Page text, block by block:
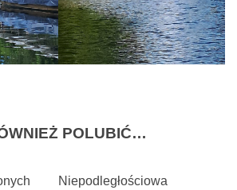
POLUBIĆ…
Niepodległościowa